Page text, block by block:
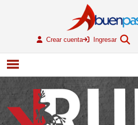
Crear cuenta Ingresar